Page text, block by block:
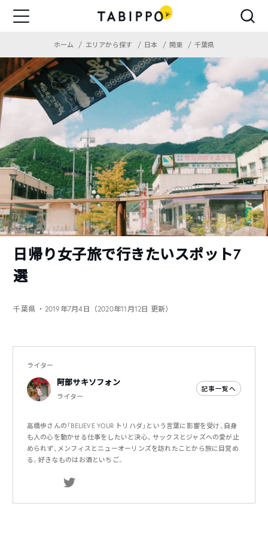
ホーム エリアから探す 日本 関東 千葉県
日帰り女子旅で行きたいスポット7
選
千葉県 ・2019年7月4日（2020年11月12日 更新）
ライター
阿部サキソフォン
ライター
記事一覧へ
高橋歩さんの「BELIEVE YOUR トリハダ」という言葉に影響を受け、自身
も人の心を動かせる仕事をしたいと決心。サックスとジャズへの愛が止
められず、メンフィスとニューオーリンズを訪れたことから旅に目覚め
る。好きなものはお酒といちご。